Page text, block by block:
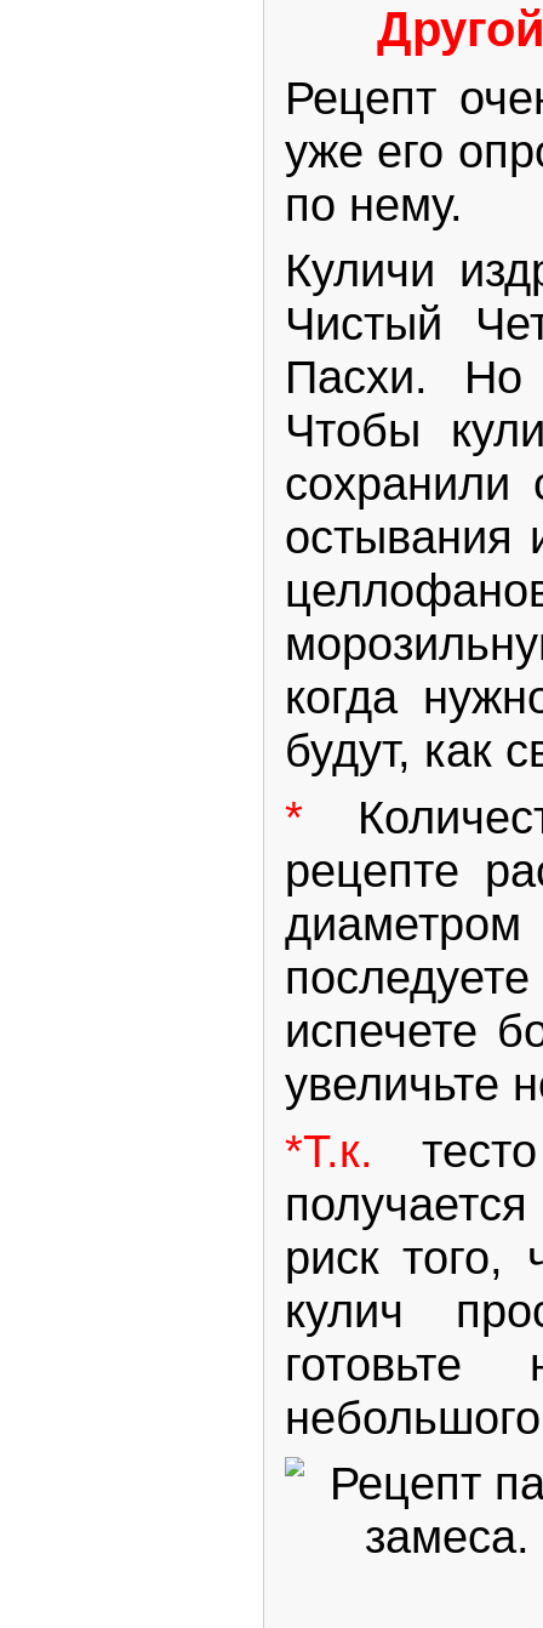
Рецепт
уже его
по нему.
Куличи
Чистый
Пасхи. Но
Чтобы
сохранили
остывания
когда
будут, как
*
рецепте
испечете
увеличьте
*Т.к.
риск
кулич
готовьте